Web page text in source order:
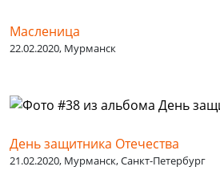
Масленица
22.02.2020, Мурманск
День защитника Отечества
21.02.2020, Мурманск, Санкт-Петербург